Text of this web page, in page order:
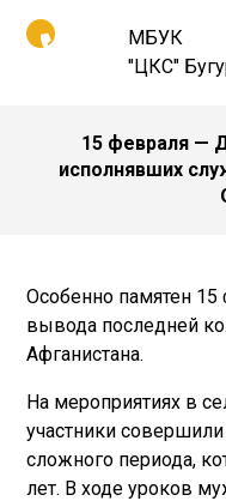
МБУК
"ЦКС"
15 февраля —
исполнявших
Особенно памятен
вывода последней
Афганистана.
На мероприятиях в
участники
сложного периода,
лет. В ходе уроков